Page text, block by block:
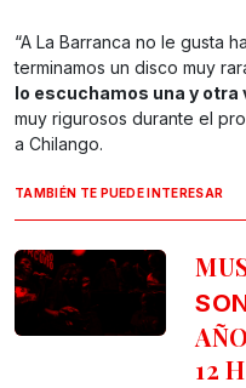
“A La Barranca no le gusta
terminamos un disco muy
lo escuchamos una y otra
muy rigurosos durante el
a Chilango.
TAMBIÉN TE PUEDE INTERESAR
12